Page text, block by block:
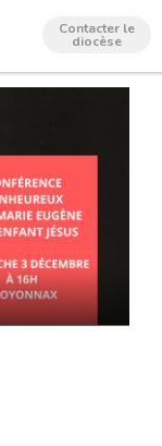
Contacter le
diocèse